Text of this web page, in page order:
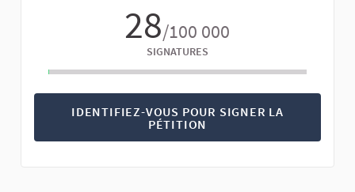
28/100 000
SIGNATURES
IDENTIFIEZ-VOUS POUR SIGNER LA
PÉTITION